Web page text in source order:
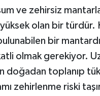
ve zehirsiz
yüksek olan bir türdür.
bir
olmak gerekiyor.
doğadan toplanıp
zehirlenme riski